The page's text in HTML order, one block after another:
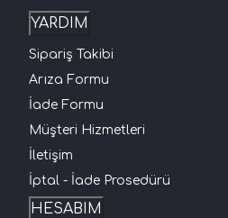
YARDIM
Sipariş Takibi
Arıza Formu
İade Formu
Müşteri Hizmetleri
İletişim
İptal - İade Prosedürü
HESABIM